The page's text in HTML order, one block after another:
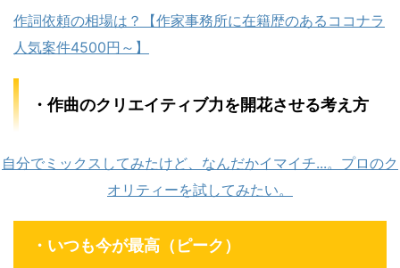
作詞依頼の相場は？【作家事務所に在籍歴のあるココナラ
人気案件4500円～】
・作曲のクリエイティブ力を開花させる考え方
自分でミックスしてみたけど、なんだかイマイチ...。プロのク
オリティーを試してみたい。
・いつも今が最高（ピーク）